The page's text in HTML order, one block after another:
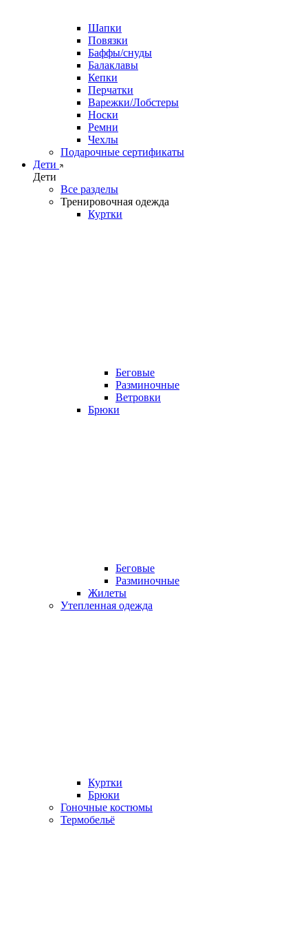
Шапки
Повязки
Баффы/снуды
Балаклавы
Кепки
Перчатки
Варежки/Лобстеры
Носки
Ремни
Чехлы
Подарочные сертификаты
Дети
Дети
Все разделы
Тренировочная одежда
Куртки
Беговые
Разминочные
Ветровки
Брюки
Беговые
Разминочные
Жилеты
Утепленная одежда
Куртки
Брюки
Гоночные костюмы
Термобельё